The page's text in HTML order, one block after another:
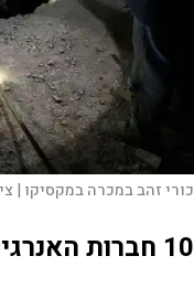
כורי זהב במכרה במקסיקו |
10 חברות